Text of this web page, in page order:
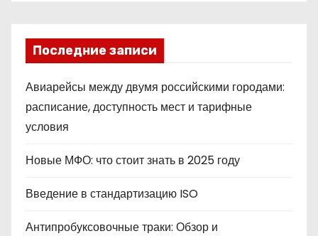
Последние записи
Авиарейсы между двумя российскими городами:
расписание, доступность мест и тарифные
условия
Новые МФО: что стоит знать в 2025 году
Введение в стандартизацию ISO
Антипробуксовочные траки: Обзор и